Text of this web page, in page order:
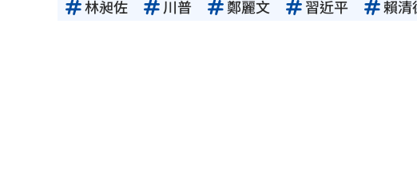
林昶佐 川普 鄭麗文 習近平 賴清